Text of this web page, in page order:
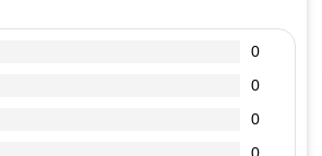
xuất hiện liền mạch.
hiện ra chữ có lúc đánh không hiện ra
dài, máy boot vào windown rất chậm.
0
0
0
0